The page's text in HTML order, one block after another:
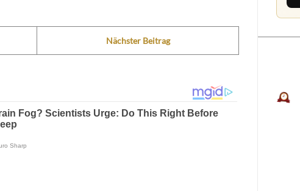
Nächster Beitrag